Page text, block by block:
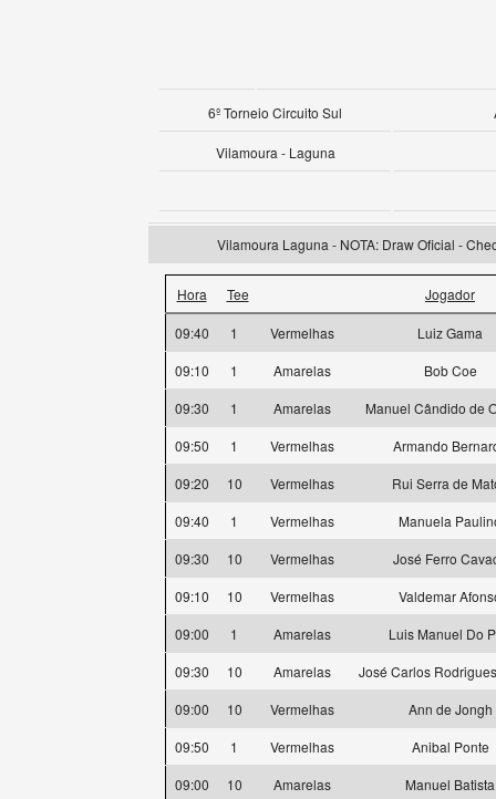
6º Torneio Circuito Sul
Vilamoura - Laguna
Vilamoura Laguna - NOTA: Draw Oficial -
Hora Tee Jogador
09:40 1 Vermelhas
Luiz Gama
09:10
1 Amarelas
Bob Coe
09:30
1 Amarelas
Manuel Cândido de
09:50
1 Vermelhas
Armando
09:20
10 Vermelhas
Rui Serra de
09:40
1 Vermelhas
Manuela
09:30
10 Vermelhas
José Ferro
09:10
10 Vermelhas
Valdemar
09:00
1 Amarelas
Luis Manuel Do
09:30
10 Amarelas
José Carlos
09:00
10 Vermelhas
Ann de Jongh
09:50
1 Vermelhas
Anibal Ponte
09:00
10 Amarelas
Manuel Batista